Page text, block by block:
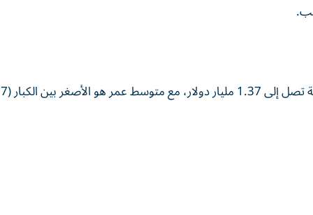
في المركز الثالث